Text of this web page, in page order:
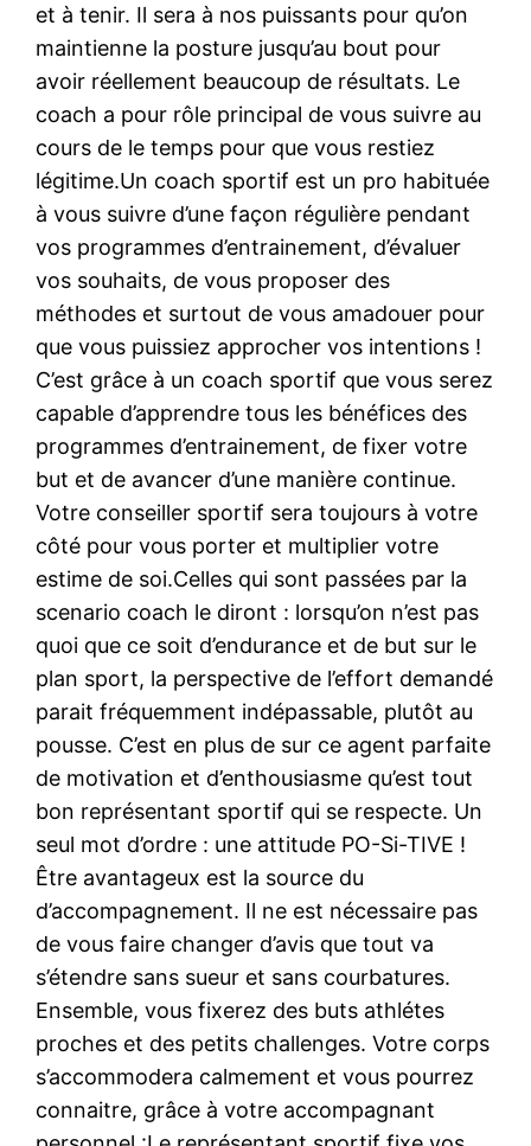
et à tenir. Il sera à nos puissants pour qu’on
maintienne la posture jusqu’au bout pour
avoir réellement beaucoup de résultats. Le
coach a pour rôle principal de vous suivre au
cours de le temps pour que vous restiez
légitime.Un coach sportif est un pro habituée
à vous suivre d’une façon régulière pendant
vos programmes d’entrainement, d’évaluer
vos souhaits, de vous proposer des
méthodes et surtout de vous amadouer pour
que vous puissiez approcher vos intentions !
C’est grâce à un coach sportif que vous serez
capable d’apprendre tous les bénéfices des
programmes d’entrainement, de fixer votre
but et de avancer d’une manière continue.
Votre conseiller sportif sera toujours à votre
côté pour vous porter et multiplier votre
estime de soi.Celles qui sont passées par la
scenario coach le diront : lorsqu’on n’est pas
quoi que ce soit d’endurance et de but sur le
plan sport, la perspective de l’effort demandé
parait fréquemment indépassable, plutôt au
pousse. C’est en plus de sur ce agent parfaite
de motivation et d’enthousiasme qu’est tout
bon représentant sportif qui se respecte. Un
seul mot d’ordre : une attitude PO-Si-TIVE !
Être avantageux est la source du
d’accompagnement. Il ne est nécessaire pas
de vous faire changer d’avis que tout va
s’étendre sans sueur et sans courbatures.
Ensemble, vous fixerez des buts athlétes
proches et des petits challenges. Votre corps
s’accommodera calmement et vous pourrez
connaitre, grâce à votre accompagnant